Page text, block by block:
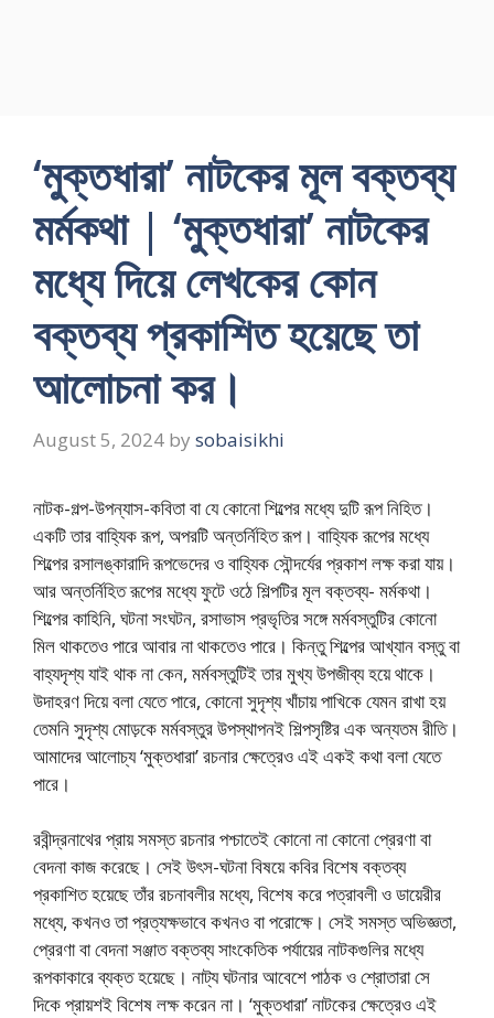
‘মুক্তধারা’ নাটকের মূল বক্তব্য
মর্মকথা | ‘মুক্তধারা’ নাটকের
মধ্যে দিয়ে লেখকের কোন
বক্তব্য প্রকাশিত হয়েছে তা
আলোচনা কর।
August 5, 2024 by sobaisikhi
নাটক-গল্প-উপন্যাস-কবিতা বা যে কোনো শিল্পের মধ্যে দুটি রূপ নিহিত।
একটি তার বাহ্যিক রূপ, অপরটি অন্তর্নিহিত রূপ। বাহ্যিক রূপের মধ্যে
শিল্পের রসালঙ্কারাদি রূপভেদের ও বাহ্যিক সৌন্দর্যের প্রকাশ লক্ষ করা যায়।
আর অন্তর্নিহিত রূপের মধ্যে ফুটে ওঠে শিল্পটির মূল বক্তব্য- মর্মকথা।
শিল্পের কাহিনি, ঘটনা সংঘটন, রসাভাস প্রভৃতির সঙ্গে মর্মবস্তুটির কোনো
মিল থাকতেও পারে আবার না থাকতেও পারে। কিন্তু শিল্পের আখ্যান বস্তু বা
বাহ্যদৃশ্য যাই থাক না কেন, মর্মবস্তুটিই তার মুখ্য উপজীব্য হয়ে থাকে।
উদাহরণ দিয়ে বলা যেতে পারে, কোনো সুদৃশ্য খাঁচায় পাখিকে যেমন রাখা হয়
তেমনি সুদৃশ্য মোড়কে মর্মবস্তুর উপস্থাপনই শিল্পসৃষ্টির এক অন্যতম রীতি।
আমাদের আলোচ্য ‘মুক্তধারা’ রচনার ক্ষেত্রেও এই একই কথা বলা যেতে
পারে।
রবীন্দ্রনাথের প্রায় সমস্ত রচনার পশ্চাতেই কোনো না কোনো প্রেরণা বা
বেদনা কাজ করেছে। সেই উৎস-ঘটনা বিষয়ে কবির বিশেষ বক্তব্য
প্রকাশিত হয়েছে তাঁর রচনাবলীর মধ্যে, বিশেষ করে পত্রাবলী ও ডায়েরীর
মধ্যে, কখনও তা প্রত্যক্ষভাবে কখনও বা পরোক্ষে। সেই সমস্ত অভিজ্ঞতা,
প্রেরণা বা বেদনা সঞ্জাত বক্তব্য সাংকেতিক পর্যায়ের নাটকগুলির মধ্যে
রূপকাকারে ব্যক্ত হয়েছে। নাট্য ঘটনার আবেশে পাঠক ও শ্রোতারা সে
দিকে প্রায়শই বিশেষ লক্ষ করেন না। ‘মুক্তধারা’ নাটকের ক্ষেত্রেও এই